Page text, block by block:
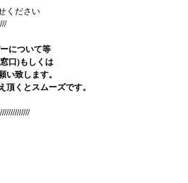
ください
について等
口)もしくは
い致します。
頂くとスムーズです。